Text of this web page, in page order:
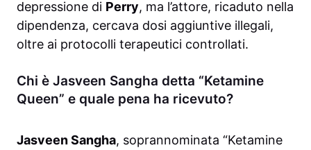
depressione di Perry, ma l’attore, ricaduto nella
dipendenza, cercava dosi aggiuntive illegali,
oltre ai protocolli terapeutici controllati.
Chi è Jasveen Sangha detta “Ketamine
Queen” e quale pena ha ricevuto?
Jasveen Sangha, soprannominata “Ketamine